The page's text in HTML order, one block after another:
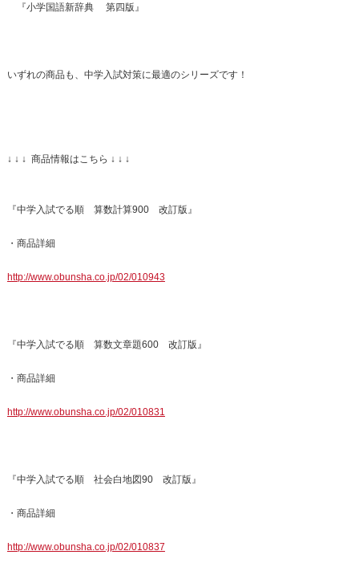
『小学国語新辞典 第四版』
いずれの商品も、中学入試対策に最適のシリーズです！
↓ ↓ ↓ 商品情報はこちら ↓ ↓ ↓
『中学入試でる順 算数計算900 改訂版』
・商品詳細
http://www.obunsha.co.jp/02/010943
『中学入試でる順 算数文章題600 改訂版』
・商品詳細
http://www.obunsha.co.jp/02/010831
『中学入試でる順 社会白地図90 改訂版』
・商品詳細
http://www.obunsha.co.jp/02/010837